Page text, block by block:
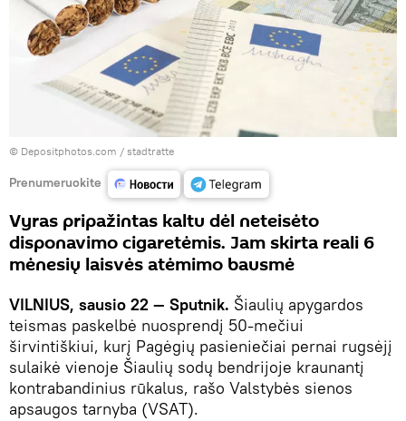
© Depositphotos.com / stadtratte
Prenumeruokite
Vyras pripažintas kaltu dėl neteisėto
disponavimo cigaretėmis. Jam skirta reali 6
mėnesių laisvės atėmimo bausmė
VILNIUS, sausio 22 — Sputnik. Šiaulių apygardos
teismas paskelbė nuosprendį 50-mečiui
širvintiškiui, kurį Pagėgių pasieniečiai pernai rugsėjį
sulaikė vienoje Šiaulių sodų bendrijoje kraunantį
kontrabandinius rūkalus, rašo Valstybės sienos
apsaugos tarnyba (VSAT).